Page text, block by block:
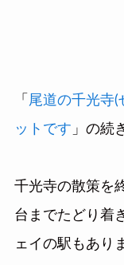
「 尾道の千光寺(
ットです 」の続
千光寺の散策を
台までたどり着
ェイの駅もあり